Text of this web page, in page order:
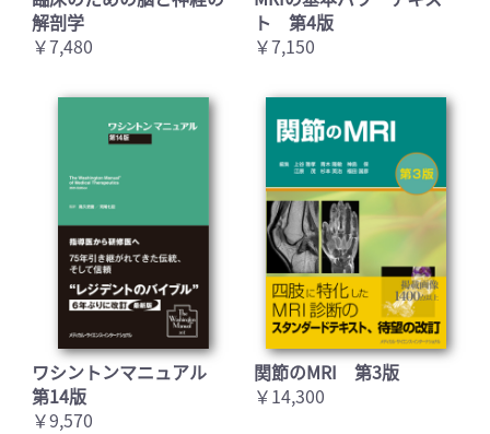
解剖学
￥7,480
ト 第4版
￥7,150
ワシントンマニュアル
第14版
￥9,570
関節のMRI 第3版
￥14,300